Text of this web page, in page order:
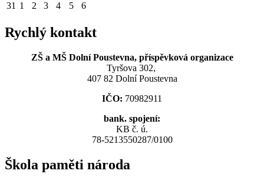
31 1 2 3 4 5 6
Rychlý kontakt
ZŠ a MŠ Dolní Poustevna, příspěvková organizace
Tyršova 302,
407 82 Dolní Poustevna
IČO: 70982911
bank. spojení:
KB č. ú.
78-5213550287/0100
Škola paměti národa